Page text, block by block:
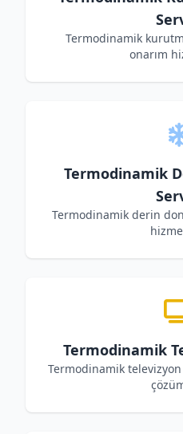
Termodinamik
onarım
Termodinamik
Termodinamik derin
Termodinamik
Termodinamik